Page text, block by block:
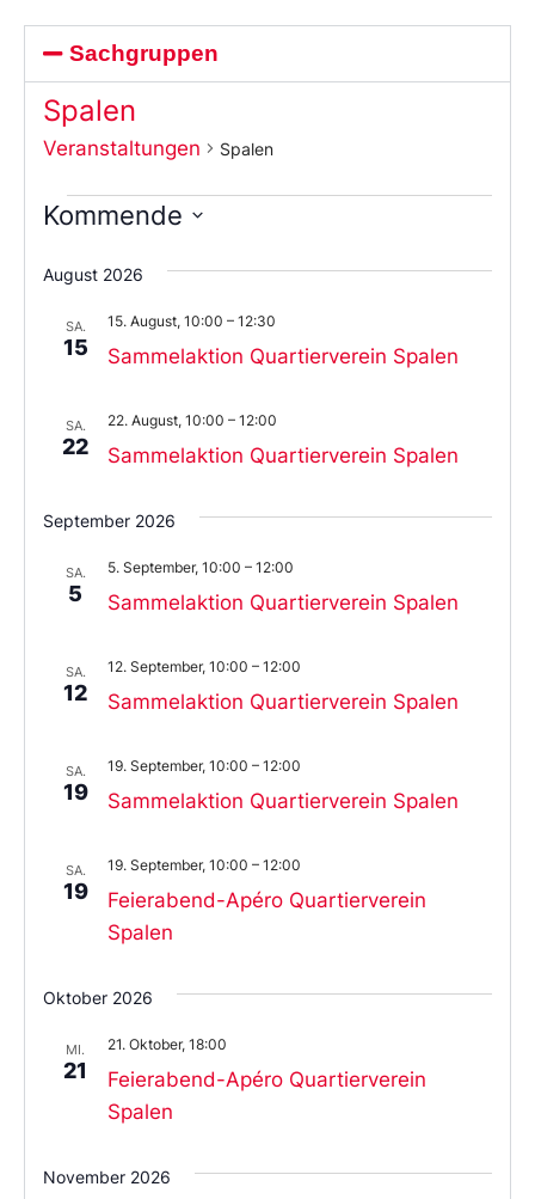
Sachgruppen
Spalen
Veranstaltungen Spalen
Kommende
Sie
das
aus.
August 2026
SA.
15 Sammelaktion Quartierverein Spalen
15. August, 10:00 – 12:30
SA.
22 Sammelaktion Quartierverein Spalen
22. August, 10:00 – 12:00
September 2026
SA.
5 Sammelaktion Quartierverein Spalen
5. September, 10:00 – 12:00
SA.
12 Sammelaktion Quartierverein Spalen
12. September, 10:00 – 12:00
SA.
19 Sammelaktion Quartierverein Spalen
19. September, 10:00 – 12:00
SA.
19
Feierabend-Apéro Quartierverein
Spalen
19. September, 10:00 – 12:00
Oktober 2026
MI.
21
Feierabend-Apéro Quartierverein
Spalen
21. Oktober, 18:00
November 2026